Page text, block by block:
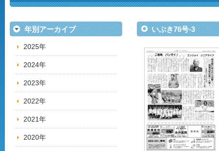
いぶき76号-3
年別アーカイブ
2025年
2024年
2023年
2022年
2021年
2020年